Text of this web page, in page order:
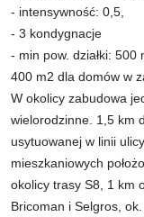
- intensywność: 0,5,
- 3 kondygnacje
- min pow. działki: 500
400 m2 dla domów w
W okolicy zabudowa
wielorodzinne. 1,5 km
usytuowanej w linii
mieszkaniowych
okolicy trasy S8, 1 km
Bricoman i Selgros,